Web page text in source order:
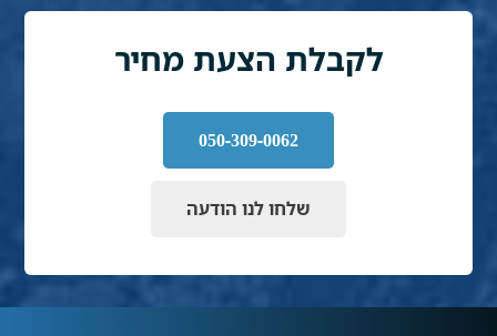
לקבלת הצעת מחיר
050-309-0062
שלחו לנו הודעה